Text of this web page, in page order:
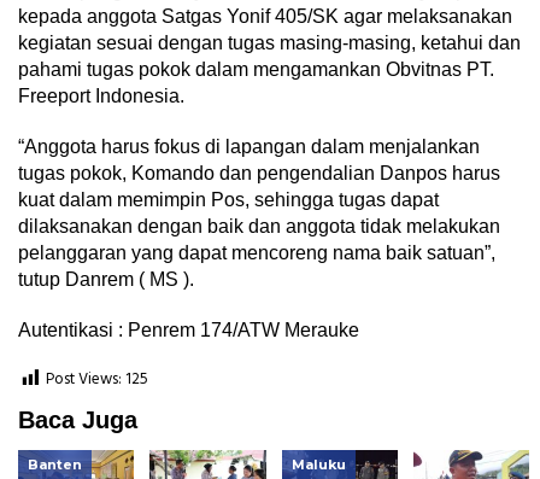
kepada anggota Satgas Yonif 405/SK agar melaksanakan
kegiatan sesuai dengan tugas masing-masing, ketahui dan
pahami tugas pokok dalam mengamankan Obvitnas PT.
Freeport Indonesia.
“Anggota harus fokus di lapangan dalam menjalankan
tugas pokok, Komando dan pengendalian Danpos harus
kuat dalam memimpin Pos, sehingga tugas dapat
dilaksanakan dengan baik dan anggota tidak melakukan
pelanggaran yang dapat mencoreng nama baik satuan”,
tutup Danrem ( MS ).
Autentikasi : Penrem 174/ATW Merauke
Post Views: 125
Baca Juga
Banten Maluku